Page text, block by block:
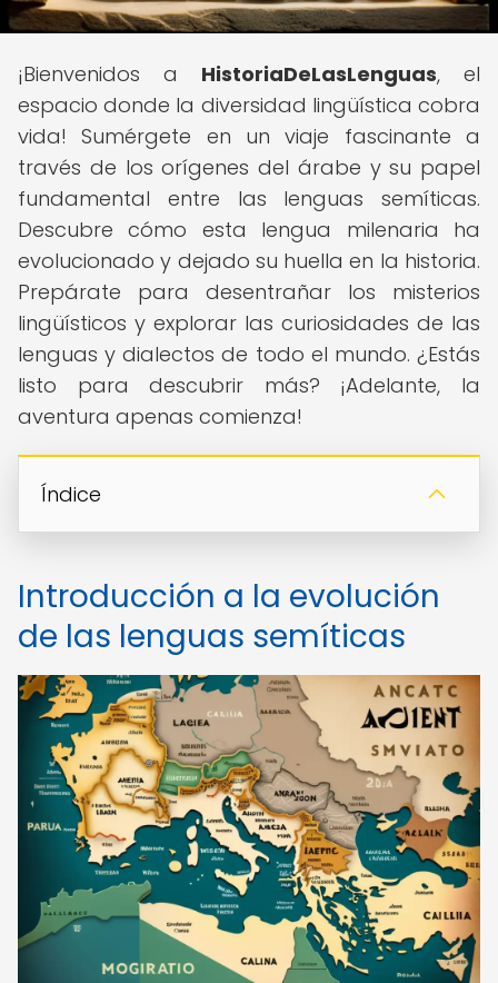
¡Bienvenidos a HistoriaDeLasLenguas, el
espacio donde la diversidad lingüística cobra
vida! Sumérgete en un viaje fascinante a
través de los orígenes del árabe y su papel
fundamental entre las lenguas semíticas.
Descubre cómo esta lengua milenaria ha
evolucionado y dejado su huella en la historia.
Prepárate para desentrañar los misterios
lingüísticos y explorar las curiosidades de las
lenguas y dialectos de todo el mundo. ¿Estás
listo para descubrir más? ¡Adelante, la
aventura apenas comienza!
Índice
Introducción a la evolución
de las lenguas semíticas